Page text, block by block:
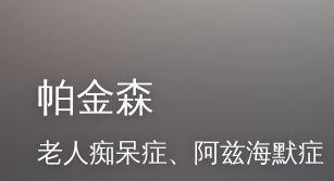
常见问题
运动员目录
汽车奖励
搜索
帕金森
老人痴呆症、阿兹海默症